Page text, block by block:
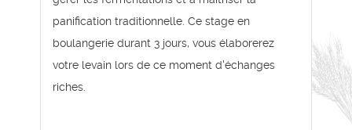
panification traditionnelle. Ce stage en
boulangerie durant 3 jours, vous élaborerez
votre levain lors de ce moment d'échanges
riches.